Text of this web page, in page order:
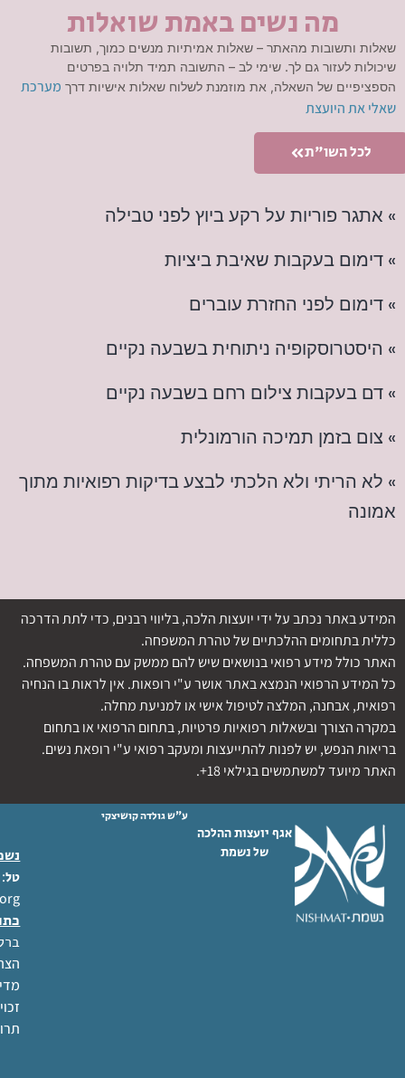
מה נשים באמת שואלות
שאלות ותשובות מהאתר – שאלות אמיתיות מנשים כמוך, תשובות
שיכולות לעזור גם לך. שימי לב – התשובה תמיד תלויה בפרטים
הספציפיים של השאלה, את מוזמנת לשלוח שאלות אישיות דרך מערכת
שאלי את היועצת
לכל השו"ת
» אתגר פוריות על רקע ביוץ לפני טבילה
» דימום בעקבות שאיבת ביציות
» דימום לפני החזרת עוברים
» היסטרוסקופיה ניתוחית בשבעה נקיים
» דם בעקבות צילום רחם בשבעה נקיים
» צום בזמן תמיכה הורמונלית
» לא הריתי ולא הלכתי לבצע בדיקות רפואיות מתוך
אמונה
המידע באתר נכתב על ידי יועצות הלכה, בליווי רבנים, כדי לתת הדרכה
כללית בתחומים ההלכתיים של טהרת המשפחה.
האתר כולל מידע רפואי בנושאים שיש להם ממשק עם טהרת המשפחה.
כל המידע הרפואי הנמצא באתר אושר ע"י רופאות. אין לראות בו הנחיה
רפואית, אבחנה, המלצה לטיפול אישי או למניעת מחלה.
במקרה הצורך ובשאלות רפואיות פרטיות, בתחום הרפואי או בתחום
בריאות הנפש, יש לפנות להתייעצות ומעקב רפואי ע"י רופאת נשים.
האתר מיועד למשתמשים בגילאי 18+.
אגף יועצות ההלכה
של נשמת
ע"ש גולדה קושיצקי
טל: 02-6404333
ברל